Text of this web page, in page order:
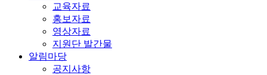
교육자료
홍보자료
영상자료
지원단 발간물
알림마당
공지사항